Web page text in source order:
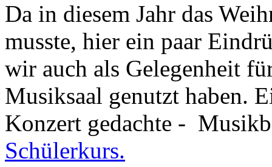
Da in diesem Jahr das
musste, hier ein paar
wir auch als Gelegenheit
Musiksaal genutzt haben.
Konzert gedachte -
Schülerkurs.